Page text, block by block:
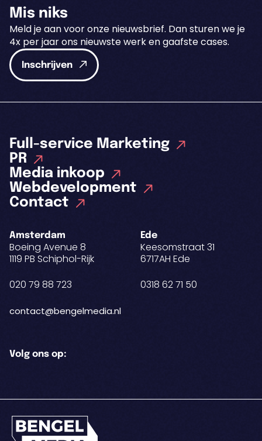
Mis niks
Meld je aan voor onze nieuwsbrief. Dan sturen we je
4x per jaar ons nieuwste werk en gaafste cases.
Inschrijven
Full-service Marketing
PR
Media inkoop
Webdevelopment
Contact
Amsterdam
Boeing Avenue 8
1119 PB Schiphol-Rijk
020 79 88 723
Ede
Keesomstraat 31
6717AH Ede
0318 62 71 50
contact@bengelmedia.nl
Volg ons op: